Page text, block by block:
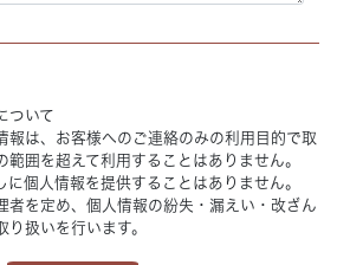
ついて
報は、お客様へのご連絡のみの利用目的で取
囲を超えて利用することはありません。
に個人情報を提供することはありません。
者を定め、個人情報の紛失・漏えい・改ざん
扱いを行います。